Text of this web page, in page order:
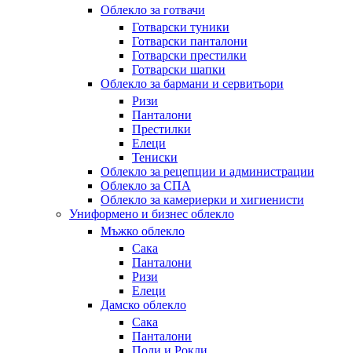
Облекло за готвачи
Готварски туники
Готварски панталони
Готварски престилки
Готварски шапки
Облекло за бармани и сервитьори
Ризи
Панталони
Престилки
Елеци
Тениски
Облекло за рецепции и администрации
Облекло за СПА
Облекло за камериерки и хигиенисти
Униформено и бизнес облекло
Мъжко облекло
Сака
Панталони
Ризи
Елеци
Дамско облекло
Сака
Панталони
Поли и Рокли